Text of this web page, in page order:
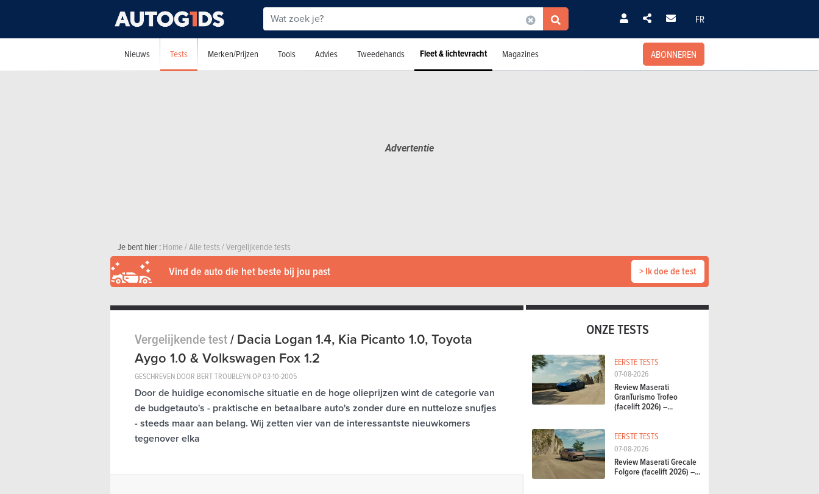
FR
Nieuws Tests Merken/Prijzen Tools Advies Tweedehands Fleet & lichtevracht Magazines ABONNEREN
Je bent hier :Home/Alle tests/Vergelijkende tests
Vind de auto die het beste bij jou past > Ik doe de test
Vergelijkende test/Dacia Logan 1.4, Kia Picanto 1.0, Toyota
Aygo 1.0 & Volkswagen Fox 1.2
GESCHREVEN DOOR BERT TROUBLEYN OP03-10-2005
Door de huidige economische situatie en de hoge olieprijzen wint de categorie van
de budgetauto's - praktische en betaalbare auto's zonder dure en nutteloze snufjes
- steeds maar aan belang. Wij zetten vier van de interessantste nieuwkomers
tegenover elka
ONZE TESTS
EERSTE TESTS
07-08-2026
Review Maserati
GranTurismo Trofeo
(facelift 2026) –...
EERSTE TESTS
07-08-2026
Review Maserati Grecale
Folgore (facelift 2026) –...